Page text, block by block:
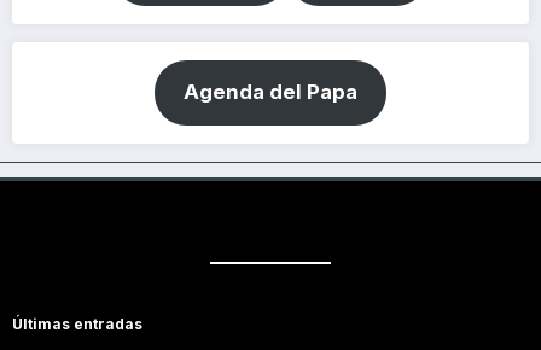
Agenda del Papa
Últimas entradas